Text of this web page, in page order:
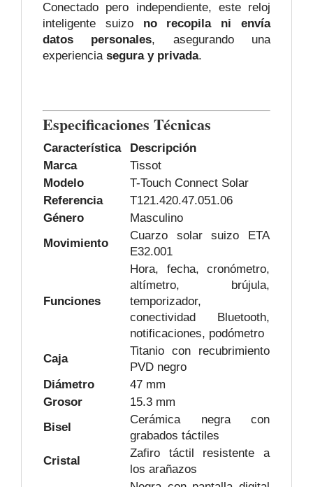
Conectado pero independiente, este reloj
inteligente suizo no recopila ni envía
datos personales, asegurando una
experiencia segura y privada.
Especificaciones Técnicas
Característica
Descripción
Marca
Tissot
Modelo
T-Touch Connect Solar
Referencia
T121.420.47.051.06
Género
Masculino
Movimiento
Cuarzo solar suizo ETA
E32.001
Funciones
Hora, fecha, cronómetro,
altímetro, brújula,
temporizador,
conectividad Bluetooth,
notificaciones, podómetro
Caja
Titanio con recubrimiento
PVD negro
Diámetro
47 mm
Grosor
15.3 mm
Bisel
Cerámica negra con
grabados táctiles
Cristal
Zafiro táctil resistente a
los arañazos